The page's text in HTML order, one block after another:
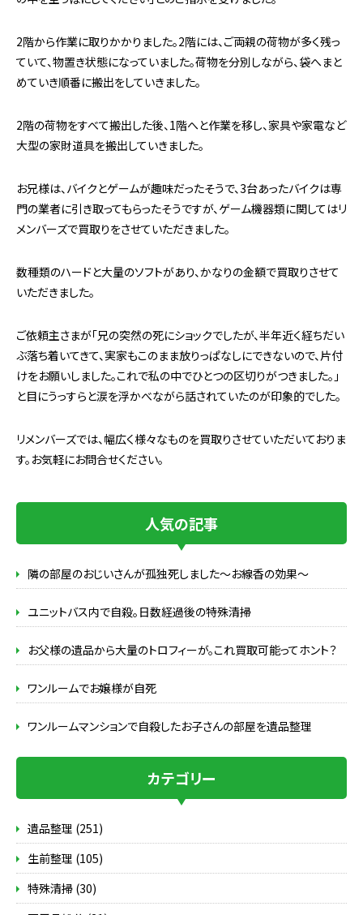
2階から作業に取りかかりました。2階には、ご両親の荷物が多く残っ
ていて、物置き状態になっていました。荷物を分別しながら、袋へまと
めていき順番に搬出をしていきました。
2階の荷物をすべて搬出した後、1階へと作業を移し、家具や家電など
大型の家財道具を搬出していきました。
お兄様は、バイクとゲームが趣味だったそうで、3台あったバイクは専
門の業者に引き取ってもらったそうですが、ゲーム機器類に関してはリ
メンバーズで買取りをさせていただきました。
数種類のハードと大量のソフトがあり、かなりの金額で買取りさせて
いただきました。
ご依頼主さまが「兄の突然の死にショックでしたが、半年近く経ちだい
ぶ落ち着いてきて、実家もこのまま放りっぱなしにできないので、片付
けをお願いしました。これで私の中でひとつの区切りがつきました。」
と目にうっすらと涙を浮かべながら話されていたのが印象的でした。
リメンバーズでは、幅広く様々なものを買取りさせていただいておりま
す。お気軽にお問合せください。
人気の記事
隣の部屋のおじいさんが孤独死しました～お線香の効果～
ユニットバス内で自殺。日数経過後の特殊清掃
お父様の遺品から大量のトロフィーが。これ買取可能ってホント？
ワンルームでお嬢様が自死
ワンルームマンションで自殺したお子さんの部屋を遺品整理
カテゴリー
遺品整理 (251)
生前整理 (105)
特殊清掃 (30)